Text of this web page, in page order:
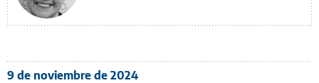
9 de noviembre de 2024